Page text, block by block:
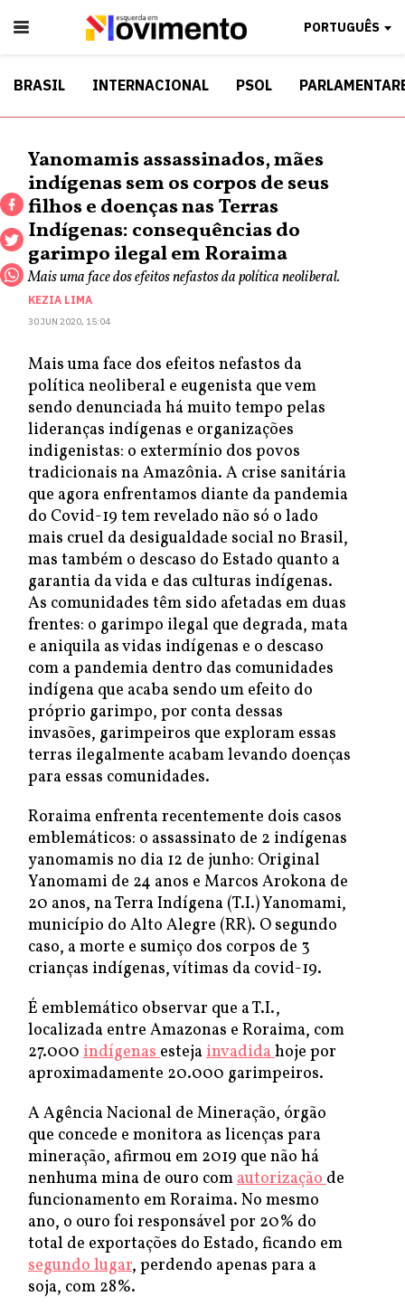
PORTUGUÊS
BRASIL INTERNACIONAL PSOL
Yanomamis assassinados, mães
indígenas sem os corpos de seus
filhos e doenças nas Terras
Indígenas: consequências do
garimpo ilegal em Roraima
Mais uma face dos efeitos nefastos da política neoliberal.
KEZIA LIMA
30 JUN 2020, 15:04
Mais uma face dos efeitos nefastos da
política neoliberal e eugenista que vem
sendo denunciada há muito tempo pelas
lideranças indígenas e organizações
indigenistas: o extermínio dos povos
tradicionais na Amazônia. A crise sanitária
que agora enfrentamos diante da pandemia
do Covid-19 tem revelado não só o lado
mais cruel da desigualdade social no Brasil,
mas também o descaso do Estado quanto a
garantia da vida e das culturas indígenas.
As comunidades têm sido afetadas em duas
frentes: o garimpo ilegal que degrada, mata
e aniquila as vidas indígenas e o descaso
com a pandemia dentro das comunidades
indígena que acaba sendo um efeito do
próprio garimpo, por conta dessas
invasões, garimpeiros que exploram essas
terras ilegalmente acabam levando doenças
para essas comunidades.
Roraima enfrenta recentemente dois casos
emblemáticos: o assassinato de 2 indígenas
yanomamis no dia 12 de junho: Original
Yanomami de 24 anos e Marcos Arokona de
20 anos, na Terra Indígena (T.I.) Yanomami,
município do Alto Alegre (RR). O segundo
caso, a morte e sumiço dos corpos de 3
crianças indígenas, vítimas da covid-19.
É emblemático observar que a T.I.,
localizada entre Amazonas e Roraima, com
27.000 indígenasesteja invadidahoje por
aproximadamente 20.000 garimpeiros.
A Agência Nacional de Mineração, órgão
que concede e monitora as licenças para
mineração, afirmou em 2019 que não há
nenhuma mina de ouro comautorizaçãode
funcionamento em Roraima. No mesmo
ano, o ouro foi responsável por 20% do
total de exportações do Estado, ficando em
segundo lugar, perdendo apenas para a
soja, com 28%.